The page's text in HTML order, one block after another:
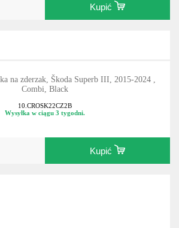
Kupić
na zderzak, Škoda Superb III, 2015-2024 ,
Combi, Black
10.CROSK22CZ2B
Wysyłka w ciągu 3 tygodni.
Kupić